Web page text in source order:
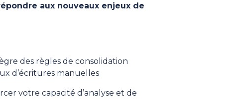
aux nouveaux enjeux de
des règles de consolidation
d’écritures manuelles
votre capacité d’analyse et de